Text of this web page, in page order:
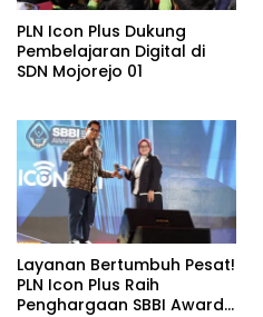
PLN Icon Plus Dukung
Pembelajaran Digital di
SDN Mojorejo 01
Layanan Bertumbuh Pesat!
PLN Icon Plus Raih
Penghargaan SBBI Awards